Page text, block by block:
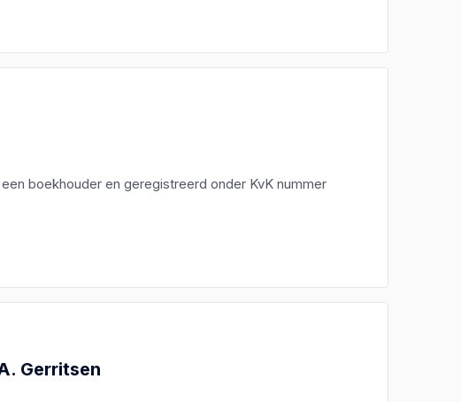
boekhouder en geregistreerd onder KvK nummer
Gerritsen